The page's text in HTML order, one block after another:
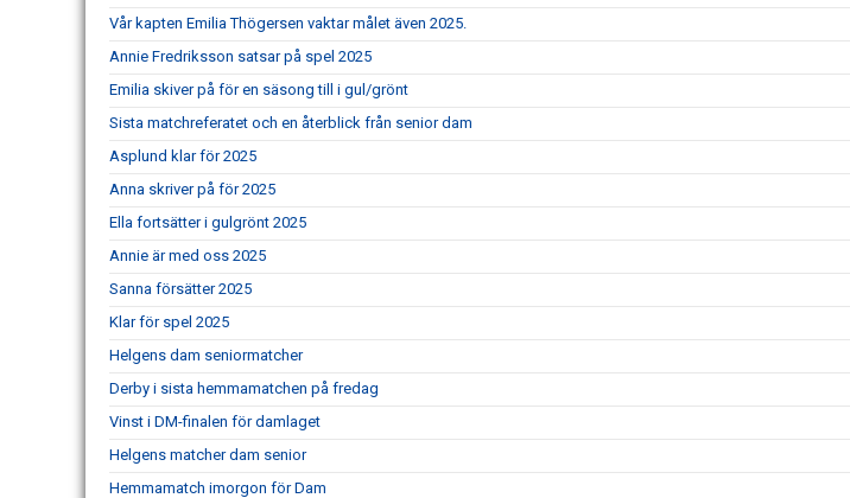
Vår kapten Emilia Thögersen vaktar målet även 2025.
Annie Fredriksson satsar på spel 2025
Emilia skiver på för en säsong till i gul/grönt
Sista matchreferatet och en återblick från senior dam
Asplund klar för 2025
Anna skriver på för 2025
Ella fortsätter i gulgrönt 2025
Annie är med oss 2025
Sanna försätter 2025
Klar för spel 2025
Helgens dam seniormatcher
Derby i sista hemmamatchen på fredag
Vinst i DM-finalen för damlaget
Helgens matcher dam senior
Hemmamatch imorgon för Dam